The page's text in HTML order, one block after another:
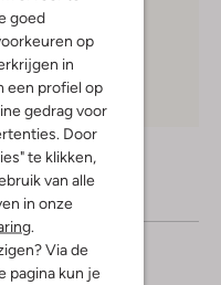
goed
op
in
een profiel op
gedrag voor
Door
te klikken,
van alle
in onze
Via de
pagina kun je
dagen*